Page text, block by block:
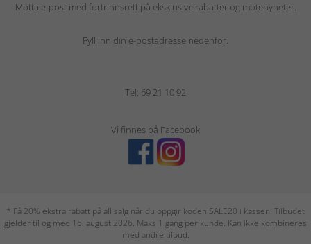
Motta e-post med fortrinnsrett på eksklusive rabatter og motenyheter.
Fyll inn din e-postadresse nedenfor.
Tel: 69 21 10 92
Vi finnes på Facebook
* Få 20% ekstra rabatt på all salg når du oppgir koden SALE20 i kassen. Tilbudet
gjelder til og med 16. august 2026. Maks 1 gang per kunde. Kan ikke kombineres
med andre tilbud.